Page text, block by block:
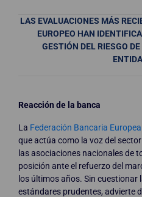
LAS EVALUACIONES MÁS
EUROPEO HAN
GESTIÓN DEL RIESGO
Reacción de la banca
La Federación Bancaria Europea
que actúa como la voz del
las asociaciones nacionales de
posición ante el refuerzo del
los últimos años. Sin cuestionar
estándares prudentes, advierte